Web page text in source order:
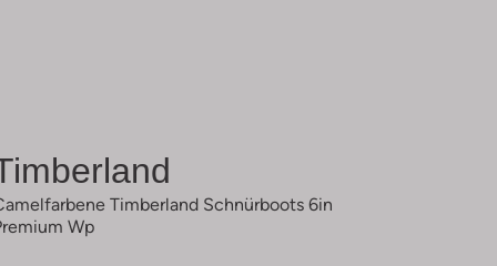
Timberland Schnürboots 6in
Wp